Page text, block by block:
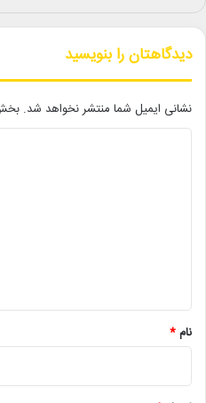
تجسمی و محسن شریفی،
تجلیل و قدردانی از تلاش‌ها و
ستاد هنرهای تجسمی،
دیگر خبرها
• نگاه هفته
دیدگاهتان را بنویسید
نشانی ایمیل شما منتشر نخواهد شد.
نام*